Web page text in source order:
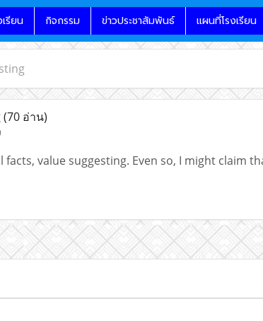
รียน กิจกรรม ข่าวประชาสัมพันธ์ แผนที่โรงเรียน
(70 อ่าน)
facts, value suggesting. Even so, I might claim